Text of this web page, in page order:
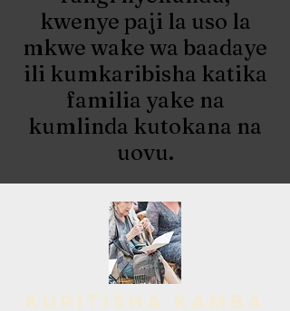
kwenye paji la uso la
mkwe wake wa baadaye
ili kumkaribisha katika
familia yake na
kumlinda kutokana na
uovu.